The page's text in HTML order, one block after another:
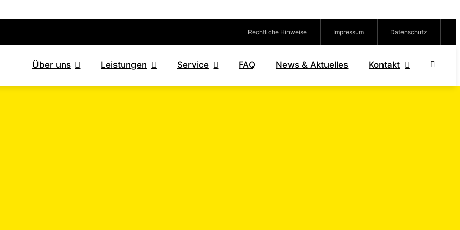
Rechtliche Hinweise Impressum Datenschutz
Über uns Leistungen Service FAQ News & Aktuelles Kontakt